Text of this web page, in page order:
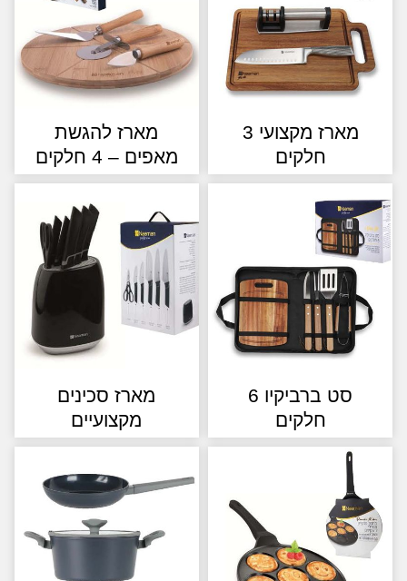
מארז מקצועי 3
חלקים
מארז להגשת
מאפים – 4 חלקים
סט ברביקיו 6
חלקים
מארז סכינים
מקצועיים